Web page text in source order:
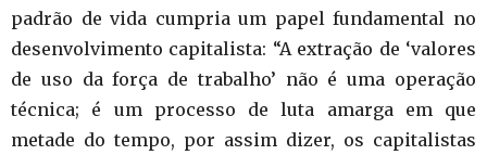
padrão de vida cumpria um papel fundamental no
desenvolvimento capitalista: “A extração de ‘valores
de uso da força de trabalho’ não é uma operação
técnica; é um processo de luta amarga em que
metade do tempo, por assim dizer, os capitalistas